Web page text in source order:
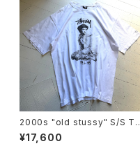
2000s "old stussy" S/S T-
shirt
¥17,600